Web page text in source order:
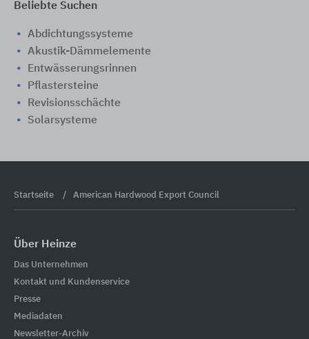
Beliebte Suchen
Abdichtungssysteme
Akustik-Dämmelemente
Entwässerungsrinnen
Pflastersteine
Revisionsschächte
Solarsysteme
Startseite American Hardwood Export Council
Über Heinze
Das Unternehmen
Kontakt und Kundenservice
Presse
Mediadaten
Newsletter-Archiv